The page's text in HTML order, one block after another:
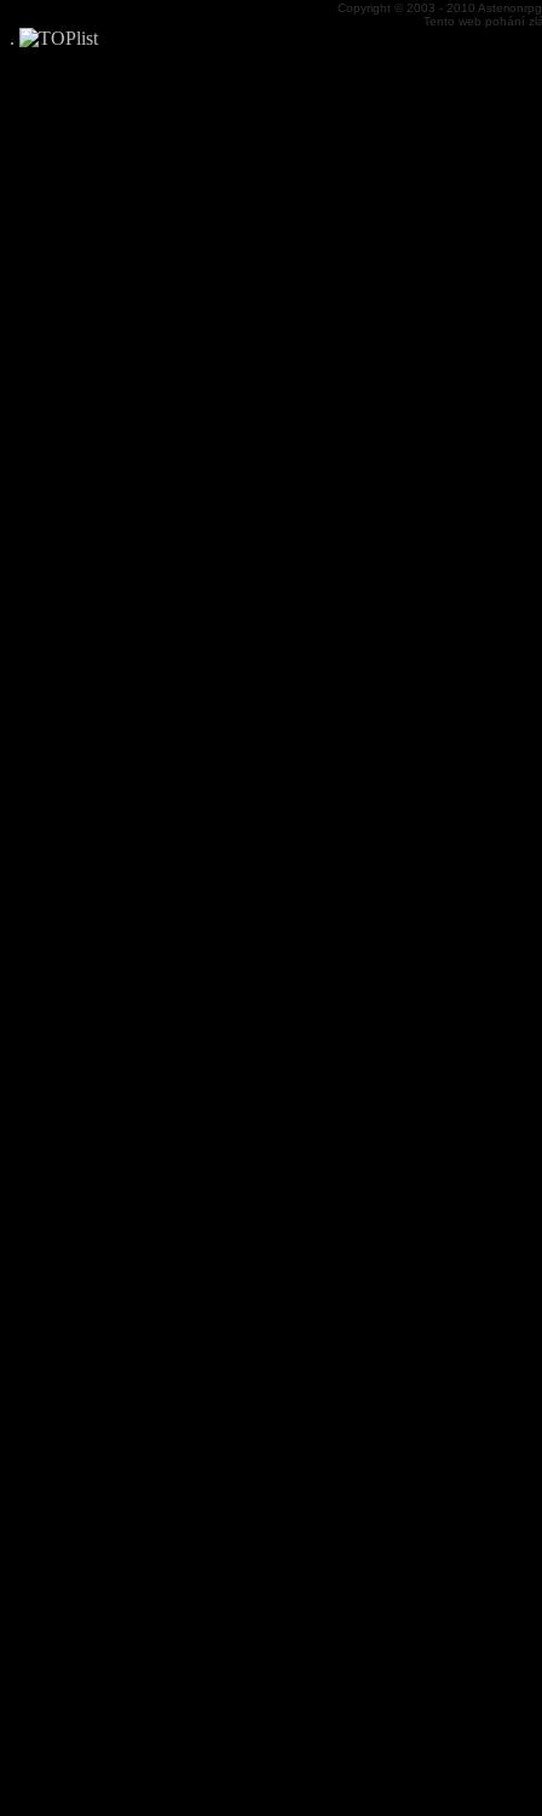
Copyright © 2003 - 2010
Tento web pohání
.